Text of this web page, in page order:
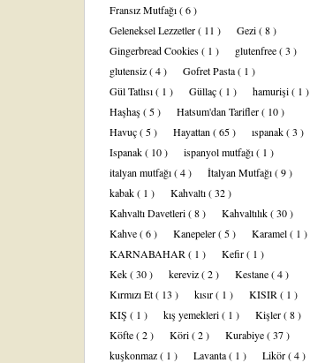
Fransız Mutfağı( 6 )
Geleneksel Lezzetler( 11 ) Gezi( 8 )
Gingerbread Cookies( 1 ) glutenfree( 3 )
glutensiz( 4 ) Gofret Pasta( 1 )
Gül Tatlısı( 1 ) Güllaç( 1 ) hamurişi( 1 )
Haşhaş( 5 ) Hatsum'dan Tarifler( 10 )
Havuç( 5 ) Hayattan ( 65 ) ıspanak( 3 )
Ispanak( 10 ) ispanyol mutfağı( 1 )
italyan mutfağı( 4 ) İtalyan Mutfağı( 9 )
kabak( 1 ) Kahvaltı( 32 )
Kahvaltı Davetleri( 8 ) Kahvaltılık( 30 )
Kahve( 6 ) Kanepeler( 5 ) Karamel( 1 )
KARNABAHAR ( 1 ) Kefir( 1 )
Kek( 30 ) kereviz( 2 ) Kestane( 4 )
Kırmızı Et( 13 ) kısır( 1 ) KISIR ( 1 )
KIŞ ( 1 ) kış yemekleri( 1 ) Kişler( 8 )
Köfte( 2 ) Köri( 2 ) Kurabiye( 37 )
kuşkonmaz( 1 ) Lavanta( 1 ) Likör( 4 )